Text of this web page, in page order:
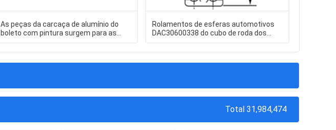
As peças da carcaça de alumínio do
boleto com pintura surgem para as
braçadeiras do boleto
Rolamentos de esferas automotivos
DAC30600338 do cubo de roda dos
rolamentos
Total 31,984,474